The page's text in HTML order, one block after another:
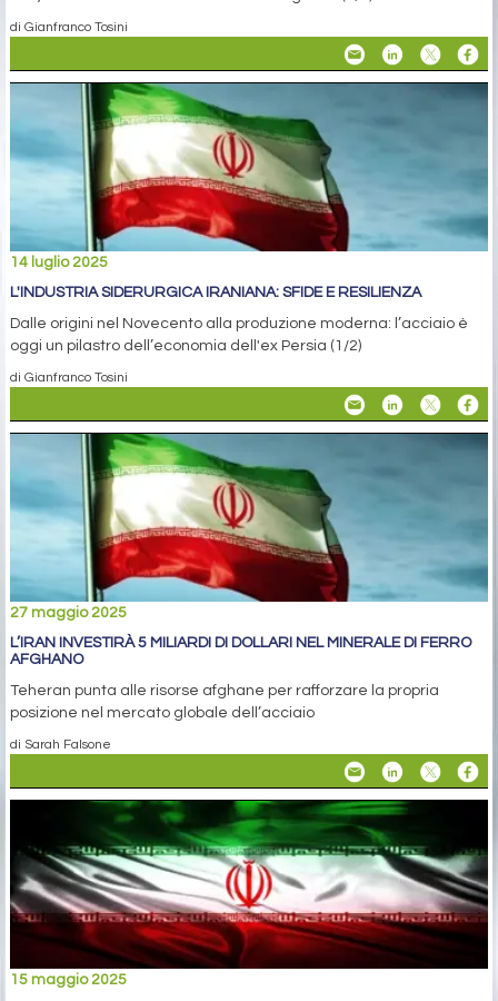
di Gianfranco Tosini
14 luglio 2025
L'INDUSTRIA SIDERURGICA IRANIANA: SFIDE E RESILIENZA
Dalle origini nel Novecento alla produzione moderna: l’acciaio è
oggi un pilastro dell’economia dell'ex Persia (1/2)
di Gianfranco Tosini
27 maggio 2025
L’IRAN INVESTIRÀ 5 MILIARDI DI DOLLARI NEL MINERALE DI FERRO
AFGHANO
Teheran punta alle risorse afghane per rafforzare la propria
posizione nel mercato globale dell’acciaio
di Sarah Falsone
15 maggio 2025